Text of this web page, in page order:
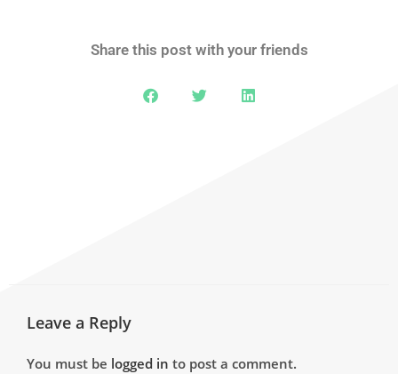
Share this post with your friends
Leave a Reply
You must be logged in to post a comment.